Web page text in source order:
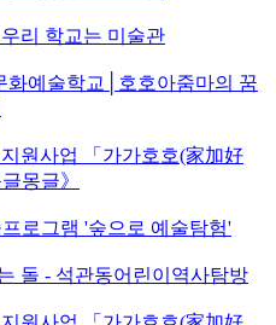
리 학교는 미술관
화예술학교│호호아줌마의 꿈
원사업 「가가호호(家加好
몽글》
로그램 '숲으로 예술탐험'
돌 - 석관동어린이역사탐방